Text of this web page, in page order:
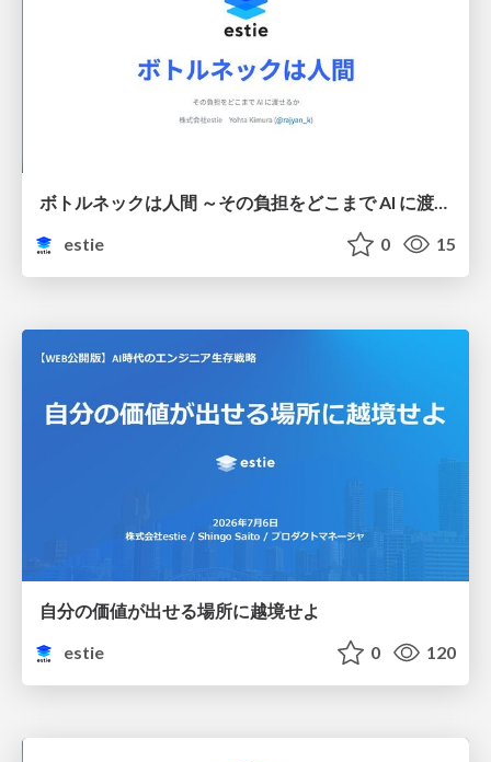
ボトルネックは人間 ～その負担をどこまで AI に渡せるか～
estie
0 15
自分の価値が出せる場所に越境せよ
estie
0 120